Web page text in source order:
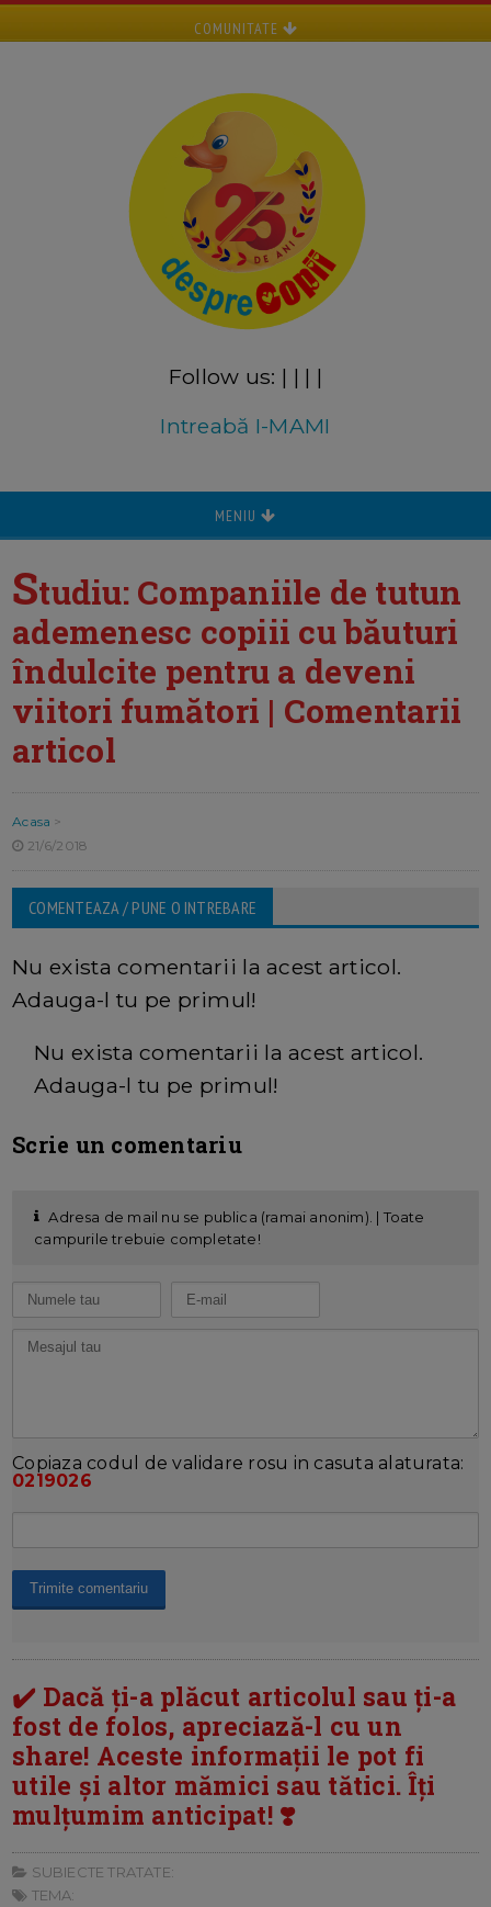
COMUNITATE
Follow us: | | | |
Intreabă I-MAMI
MENIU
Studiu: Companiile de tutun
ademenesc copiii cu băuturi
îndulcite pentru a deveni
viitori fumători | Comentarii
articol
Acasa >
21/6/2018
COMENTEAZA / PUNE O INTREBARE
Nu exista comentarii la acest articol.
Adauga-l tu pe primul!
Nu exista comentarii la acest articol.
Adauga-l tu pe primul!
Scrie un comentariu
Adresa de mail nu se publica (ramai anonim). | Toate
campurile trebuie completate!
Copiaza codul de validare rosu in casuta alaturata:
0219026
✔️ Dacă ți-a plăcut articolul sau ți-a
fost de folos, apreciază-l cu un
share! Aceste informații le pot fi
utile și altor mămici sau tătici. Îți
mulțumim anticipat! ❣️
SUBIECTE TRATATE:
TEMA: